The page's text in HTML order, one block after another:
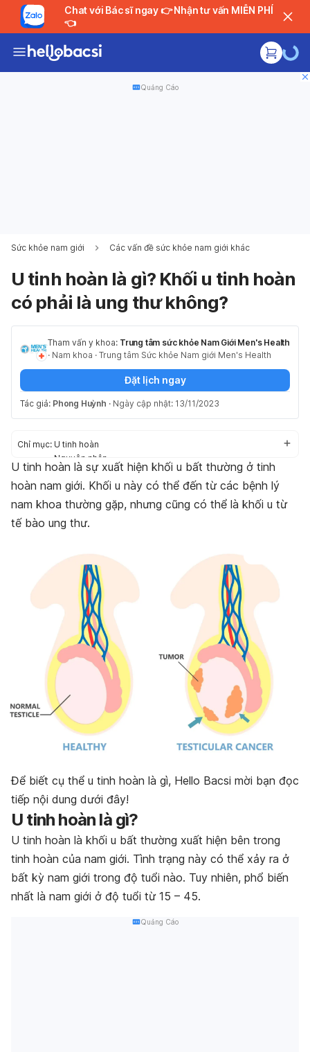
Chat với Bác sĩ ngay 👉 Nhận tư vấn MIỄN PHÍ
👈
Quảng Cáo
Sức khỏe nam giới Các vấn đề sức khỏe nam giới khác
U tinh hoàn là gì? Khối u tinh hoàn
có phải là ung thư không?
Tham vấn y khoa: Trung tâm sức khỏe Nam Giới Men's Health
· Nam khoa · Trung tâm Sức khỏe Nam giới Men's Health
Đặt lịch ngay
Tác giả: Phong Huỳnh · Ngày cập nhật: 13/11/2023
Chỉ mục: U tinh hoàn
Nguyên nhân
Triệu chứng
Khối u tinh hoàn có nguy hiểm không?
Chẩn đoán, điều trị
U tinh hoàn là sự xuất hiện khối u bất thường ở tinh
hoàn nam giới. Khối u này có thể đến từ các bệnh lý
nam khoa thường gặp, nhưng cũng có thể là khối u từ
tế bào ung thư.
Để biết cụ thể u tinh hoàn là gì, Hello Bacsi mời bạn đọc
tiếp nội dung dưới đây!
U tinh hoàn là gì?
U tinh hoàn là khối u bất thường xuất hiện bên trong
tinh hoàn của nam giới. Tình trạng này có thể xảy ra ở
bất kỳ nam giới trong độ tuổi nào. Tuy nhiên, phổ biến
nhất là nam giới ở độ tuổi từ 15 – 45.
Quảng Cáo